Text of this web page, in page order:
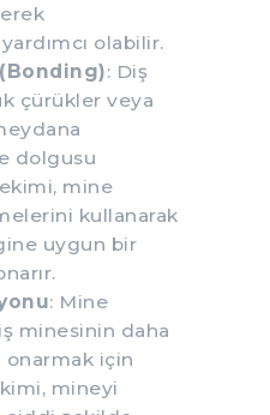
olabilir.
: Diş
çürükler veya
dolgusu
mine
kullanarak
uygun bir
: Mine
minesinin daha
onarmak için
mineyi